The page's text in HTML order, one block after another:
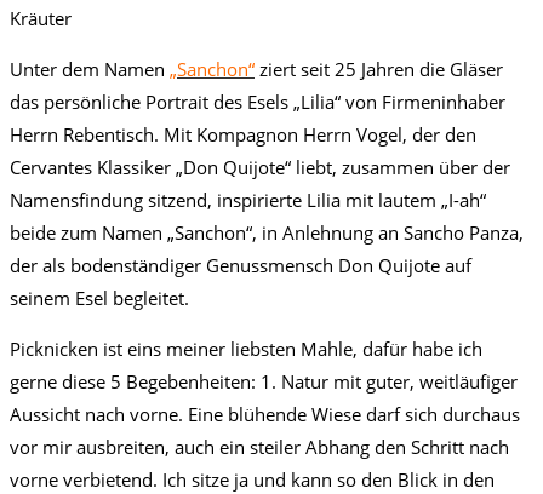
Unter dem Namen „Sanchon“ ziert seit 25 Jahren die Gläser
das persönliche Portrait des Esels „Lilia“ von Firmeninhaber
Herrn Rebentisch. Mit Kompagnon Herrn Vogel, der den
Cervantes Klassiker „Don Quijote“ liebt, zusammen über der
Namensfindung sitzend, inspirierte Lilia mit lautem „I-ah“
beide zum Namen „Sanchon“, in Anlehnung an Sancho Panza,
der als bodenständiger Genussmensch Don Quijote auf
seinem Esel begleitet.
Picknicken ist eins meiner liebsten Mahle, dafür habe ich
gerne diese 5 Begebenheiten: 1. Natur mit guter, weitläufiger
Aussicht nach vorne. Eine blühende Wiese darf sich durchaus
vor mir ausbreiten, auch ein steiler Abhang den Schritt nach
vorne verbietend. Ich sitze ja und kann so den Blick in den